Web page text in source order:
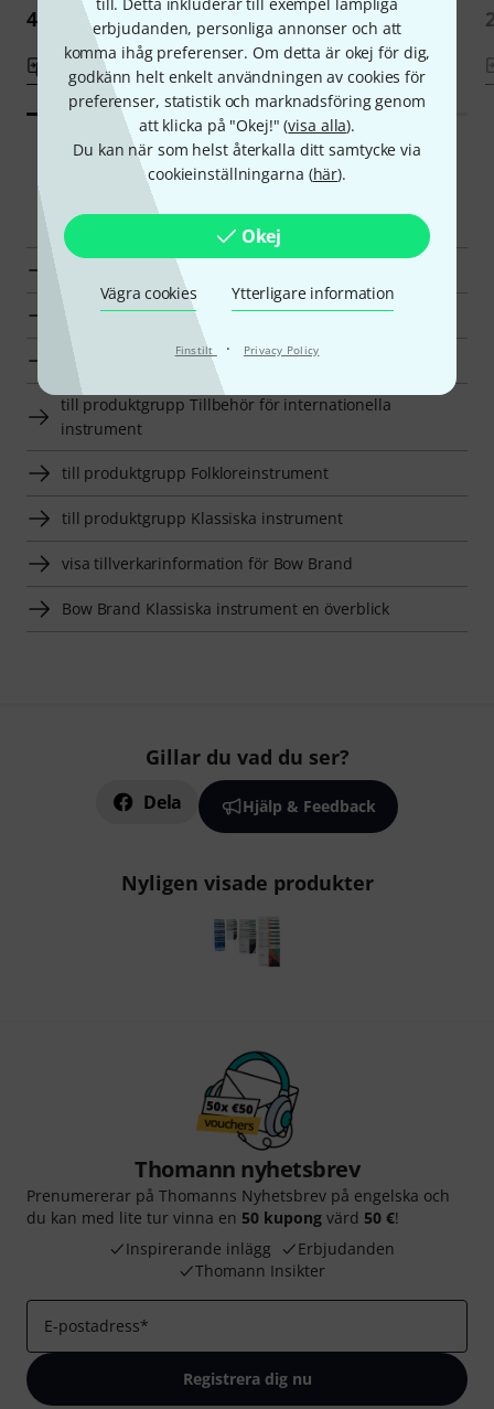
erbjudanden, personliga annonser och att
komma ihåg preferenser. Om detta är okej för dig,
godkänn helt enkelt användningen av cookies för
preferenser, statistik och marknadsföring genom
att klicka på "Okej!" (visa alla).
Du kan när som helst återkalla ditt samtycke via
cookieinställningarna (här).
Okej
Vägra cookies Ytterligare information
Finstilt · Privacy Policy
4 444 kr
Jämför
399 kr
Smart Navigator
Bow Brand Hak-harpa en överblick
till produktgrupp Hak-harpa
till produktgrupp Harpor
till produktgrupp Tillbehör för internationella
instrument
till produktgrupp Folkloreinstrument
till produktgrupp Klassiska instrument
visa tillverkarinformation för Bow Brand
Bow Brand Klassiska instrument en överblick
Gillar du vad du ser?
Dela Hjälp & Feedback
Nyligen visade produkter
Thomann nyhetsbrev
Prenumererar på Thomanns Nyhetsbrev på engelska och
du kan med lite tur vinna en 50 kupong värd 50 €!
Inspirerande inlägg
Erbjudanden
Thomann Insikter
E-postadress*
Registrera dig nu